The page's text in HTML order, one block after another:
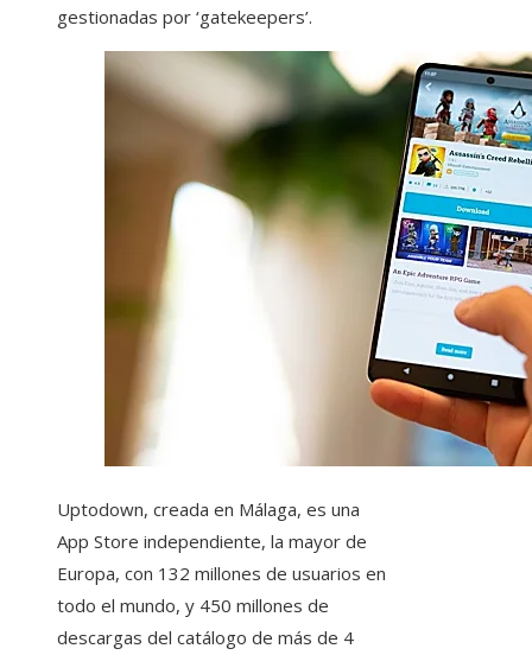
gestionadas por ‘gatekeepers’.
Uptodown, creada en Málaga, es una
App Store independiente, la mayor de
Europa, con 132 millones de usuarios en
todo el mundo, y 450 millones de
descargas del catálogo de más de 4